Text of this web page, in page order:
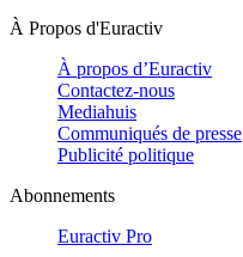
À Propos d'Euractiv
À propos d’Euractiv
Contactez-nous
Mediahuis
Communiqués de presse
Publicité politique
Abonnements
Euractiv Pro